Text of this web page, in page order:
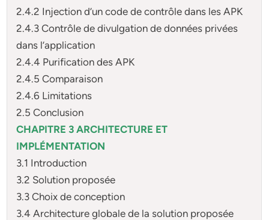
2.4.2 Injection d’un code de contrôle dans les APK
2.4.3 Contrôle de divulgation de données privées
dans l’application
2.4.4 Purification des APK
2.4.5 Comparaison
2.4.6 Limitations
2.5 Conclusion
CHAPITRE 3 ARCHITECTURE ET
IMPLÉMENTATION
3.1 Introduction
3.2 Solution proposée
3.3 Choix de conception
3.4 Architecture globale de la solution proposée